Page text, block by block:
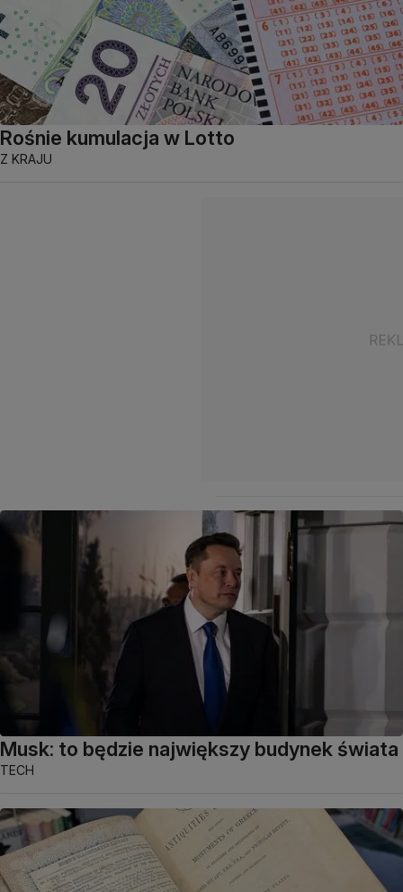
Rośnie kumulacja w Lotto
Z KRAJU
Musk: to będzie największy budynek świata
TECH